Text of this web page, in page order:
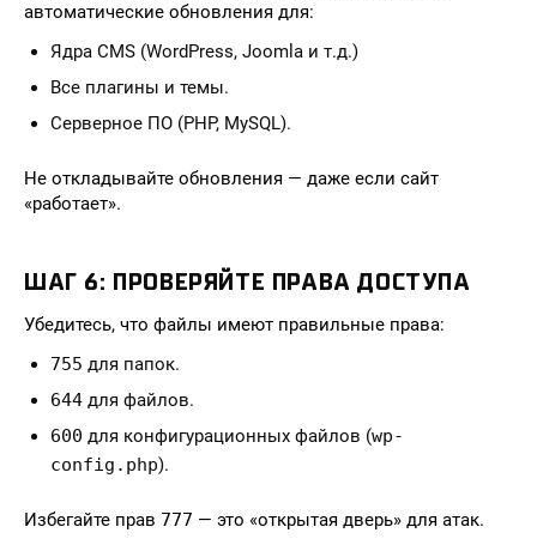
автоматические обновления для:
Ядра CMS (WordPress, Joomla и т.д.)
Все плагины и темы.
Серверное ПО (PHP, MySQL).
Не откладывайте обновления — даже если сайт
«работает».
ШАГ 6: ПРОВЕРЯЙТЕ ПРАВА ДОСТУПА
Убедитесь, что файлы имеют правильные права:
755 для папок.
644 для файлов.
600 для конфигурационных файлов (wp-
config.php).
Избегайте прав 777 — это «открытая дверь» для атак.